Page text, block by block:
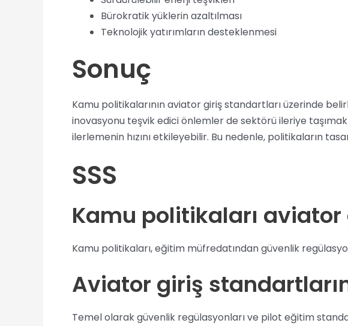
Bürokratik yüklerin azaltılması
Teknolojik yatırımların desteklenmesi
Sonuç
Kamu politikalarının aviator giriş standartları üzerinde
inovasyonu teşvik edici önlemler de sektörü ileriye
ilerlemenin hızını etkileyebilir. Bu nedenle, politikaların
SSS
Kamu politikaları aviator
Kamu politikaları, eğitim müfredatından güvenlik
Aviator giriş
Temel olarak güvenlik regülasyonları ve pilot eğitim